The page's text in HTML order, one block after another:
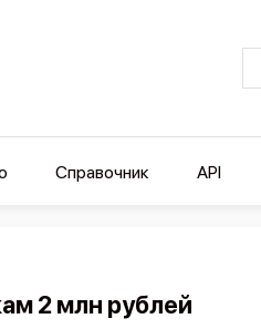
Справочник API
2 млн рублей